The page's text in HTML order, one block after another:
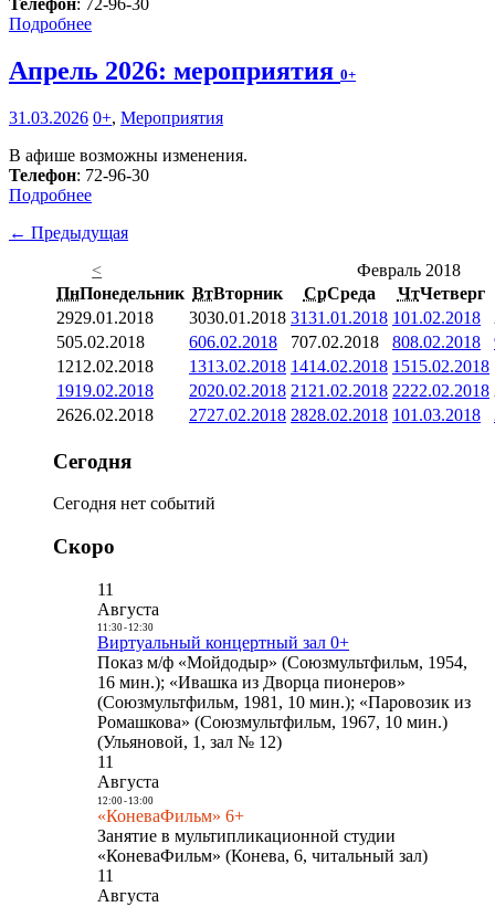
Телефон: 72-96-30
Подробнее
Апрель 2026: мероприятия 0+
31.03.2026 0+, Мероприятия
В афише возможны изменения.
Телефон: 72-96-30
Подробнее
← Предыдущая
<
Февраль 2018
ПнПонедельник ВтВторник СрСреда ЧтЧетверг
2929.01.2018 3030.01.2018 3131.01.2018 101.02.2018
505.02.2018 606.02.2018 707.02.2018 808.02.2018
1212.02.2018 1313.02.2018 1414.02.2018 1515.02.2018
1919.02.2018 2020.02.2018 21 21.02.2018 2222.02.2018
2626.02.2018 2727.02.2018 2828.02.2018 101.03.2018
Сегодня
Сегодня нет событий
Скоро
11
Августа
11:30- 12:30
Виртуальный концертный зал 0+
Показ м/ф «Мойдодыр» (Союзмультфильм, 1954,
16 мин.); «Ивашка из Дворца пионеров»
(Союзмультфильм, 1981, 10 мин.); «Паровозик из
Ромашкова» (Союзмультфильм, 1967, 10 мин.)
(Ульяновой, 1, зал № 12)
11
Августа
12:00- 13:00
«КоневаФильм» 6+
Занятие в мультипликационной студии
«КоневаФильм» (Конева, 6, читальный зал)
11
Августа